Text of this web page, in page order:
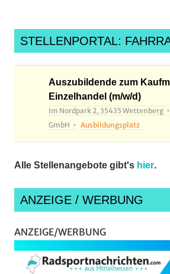
STELLENPORTAL:
Auszubildende zum
Einzelhandel (m/w/d)
Im Nordpark 2, 35435 Wettenberg
GmbH
Ausbildungsplatz
Alle Stellenangebote gibt's hier.
ANZEIGE / WERBUNG
ANZEIGE/WERBUNG